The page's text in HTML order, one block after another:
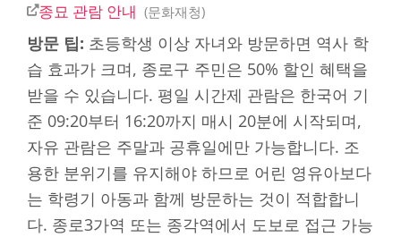
종묘 관람 안내 문화재청
방문 팁: 초등학생 이상 자녀와 방문하면 역사 학
습 효과가 크며, 종로구 주민은 50% 할인 혜택을
받을 수 있습니다. 평일 시간제 관람은 한국어 기
준 09:20부터 16:20까지 매시 20분에 시작되며,
자유 관람은 주말과 공휴일에만 가능합니다. 조
용한 분위기를 유지해야 하므로 어린 영유아보다
는 학령기 아동과 함께 방문하는 것이 적합합니
다. 종로3가역 또는 종각역에서 도보로 접근 가능